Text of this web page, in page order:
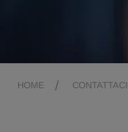
HOME CONTATTACI